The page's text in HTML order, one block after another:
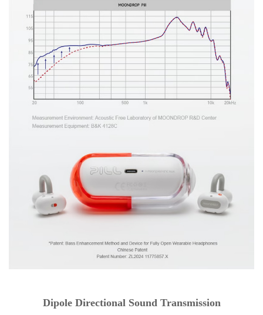
Dipole Directional Sound Transmission